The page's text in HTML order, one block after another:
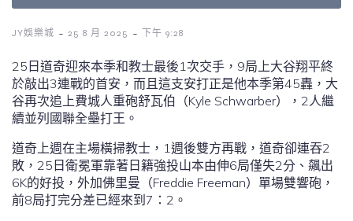
JY娛樂城 - 25 8 月 2025 - 下午 9:28
25日道奇迎來本季和教士最後1次交手，9局上大谷翔平終
於敲出3連戰的首安，而且這支安打正是他本季第45轟，大
谷再次追上費城人重砲舒瓦伯（Kyle Schwarber），2人繼
續並列國聯全壘打王。
道奇上週在主場橫掃教士，1週後雙方再戰，道奇卻連吞2
敗，25日衛冕軍靠著日籍強投山本由伸6局僅失2分、飆出
6K的好投，外加佛里曼（Freddie Freeman）單場雙響砲，
前8局打完分差已經來到7：2。